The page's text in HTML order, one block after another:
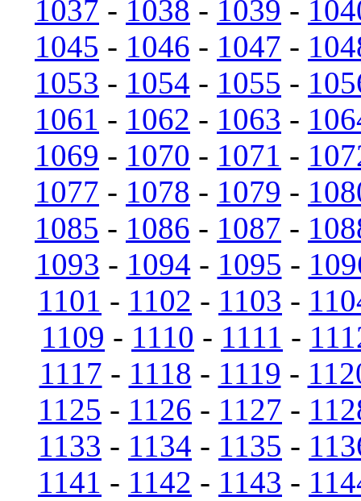
1037 - 1038 - 1039 -
1045 - 1046 - 1047 -
1053 - 1054 - 1055 -
1061 - 1062 - 1063 -
1069 - 1070 - 1071 -
1077 - 1078 - 1079 -
1085 - 1086 - 1087 -
1093 - 1094 - 1095 -
1101 - 1102 - 1103 -
1109 - 1110 - 1111 -
1117 - 1118 - 1119 -
1125 - 1126 - 1127 -
1133 - 1134 - 1135 -
1141 - 1142 - 1143 -